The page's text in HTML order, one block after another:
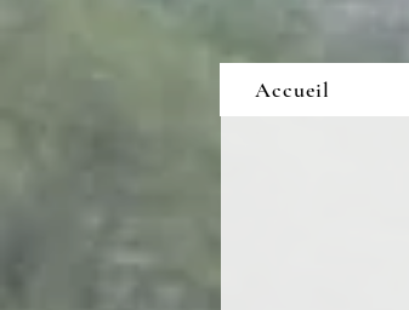
Accueil